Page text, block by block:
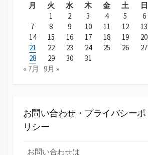
月
火 水 木 金 土
日
1
2 3 4 5
6
7
8 9 10 11 12
13
14
15 16 17 18 19
20
21
22 23 24 25 26
27
28
29 30
31
« 7月
9月 »
お問い合わせ・プライバシーポ
リシー
お問い合わせは